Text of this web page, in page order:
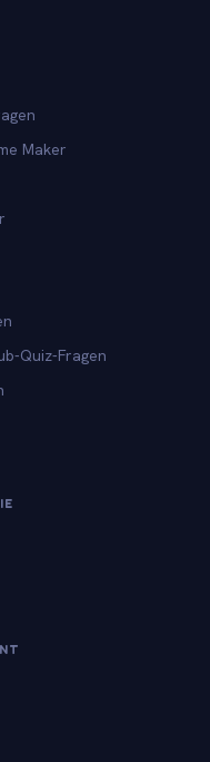
Maker
Quiz-Fragen